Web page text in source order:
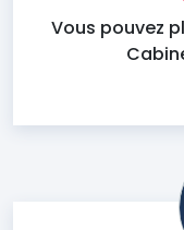
Vous pouvez